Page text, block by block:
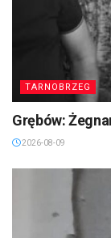
TARNOBRZEG
Grębów:
2026-08-09